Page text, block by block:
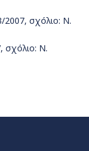
2007, σχόλιο: Ν.
σχόλιο: Ν.